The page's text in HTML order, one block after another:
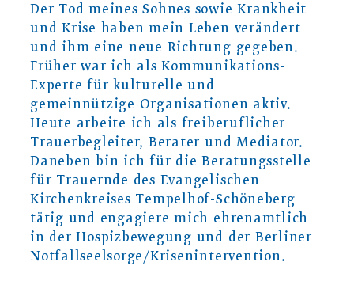
Der Tod meines Sohnes sowie Krankheit
und Krise haben mein Leben verändert
und ihm eine neue Richtung gegeben.
Früher war ich als Kommunikations-
Experte für kulturelle und
gemeinnützige Organisationen aktiv.
Heute arbeite ich als freiberuflicher
Trauerbegleiter, Berater und Mediator.
Daneben bin ich für die Beratungsstelle
für Trauernde des Evangelischen
Kirchenkreises Tempelhof-Schöneberg
tätig und engagiere mich ehrenamtlich
in der Hospizbewegung und der Berliner
Notfallseelsorge/Krisenintervention.